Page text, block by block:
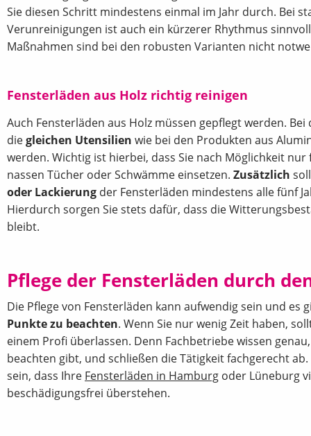
Sie diesen Schritt mindestens einmal im Jahr durch. Bei
Verunreinigungen ist auch ein kürzerer Rhythmus
Maßnahmen sind bei den robusten Varianten nicht
Fensterläden aus Holz richtig reinigen
Auch Fensterläden aus Holz müssen gepflegt werden.
diegleichen Utensilien wie bei den Produkten aus
werden. Wichtig ist hierbei, dass Sie nach Möglichkeit
nassen Tücher oder Schwämme einsetzen. Zusätzlich
oder Lackierung der Fensterläden mindestens alle fünf
Hierdurch sorgen Sie stets dafür, dass die
bleibt.
Pflege der Fensterläden durch
Die Pflege von Fensterläden kann aufwendig sein und es
Punkte zu beachten. Wenn Sie nur wenig Zeit haben,
einem Profi überlassen. Denn Fachbetriebe wissen
beachten gibt, und schließen die Tätigkeit fachgerecht
sein, dass Ihre Fensterläden in Hamburg oder Lüneburg
beschädigungsfrei überstehen.